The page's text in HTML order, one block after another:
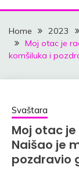
Home 2023
Moj otac je
komšiluka i
Svaštara
Moj otac
Naišao je
pozdravio